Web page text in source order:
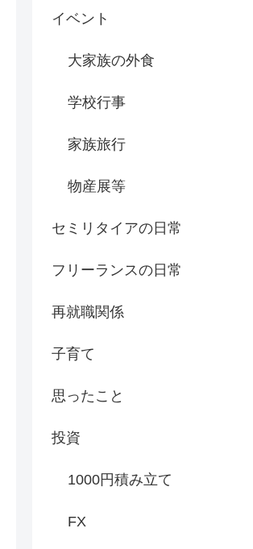
イベント
大家族の外食
学校行事
家族旅行
物産展等
セミリタイアの日常
フリーランスの日常
再就職関係
子育て
思ったこと
投資
1000円積み立て
FX